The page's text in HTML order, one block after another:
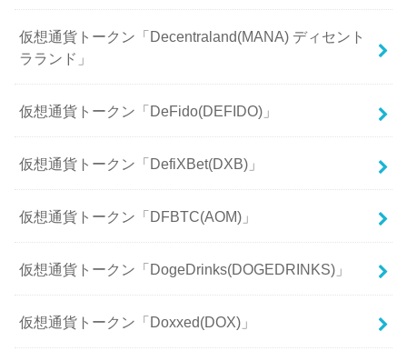
仮想通貨トークン「Decentraland(MANA) ディセント
ラランド」
仮想通貨トークン「DeFido(DEFIDO)」
仮想通貨トークン「DefiXBet(DXB)」
仮想通貨トークン「DFBTC(AOM)」
仮想通貨トークン「DogeDrinks(DOGEDRINKS)」
仮想通貨トークン「Doxxed(DOX)」